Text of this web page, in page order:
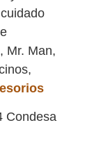
Mr. Man,
Condesa